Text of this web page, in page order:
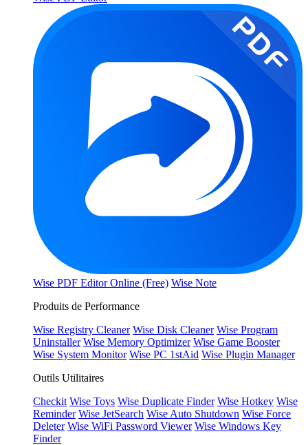
Wise PDF Editor Online (Free) Wise Note
Produits de Performance
Wise Registry Cleaner Wise Disk Cleaner Wise Program
Uninstaller Wise Memory Optimizer Wise Game Booster
Wise System Monitor Wise PC 1stAid Wise Plugin Manager
Outils Utilitaires
Checkit Wise Toys Wise Duplicate Finder Wise Hotkey Wise
Reminder Wise JetSearch Wise Auto Shutdown Wise Force
Deleter Wise WiFi Password Viewer Wise Windows Key
Finder